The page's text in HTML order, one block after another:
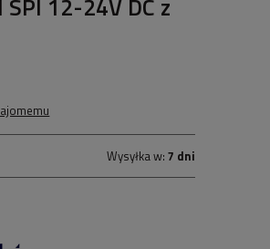
SPI 12-24V DC z
Wysyłka w: 7 dni